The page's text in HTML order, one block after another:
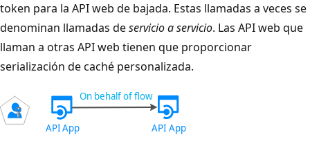
token para la API web de bajada. Estas llamadas a veces se
denominan llamadas deservicio a servicio. Las API web que
llaman a otras API web tienen que proporcionar
serialización de caché personalizada.